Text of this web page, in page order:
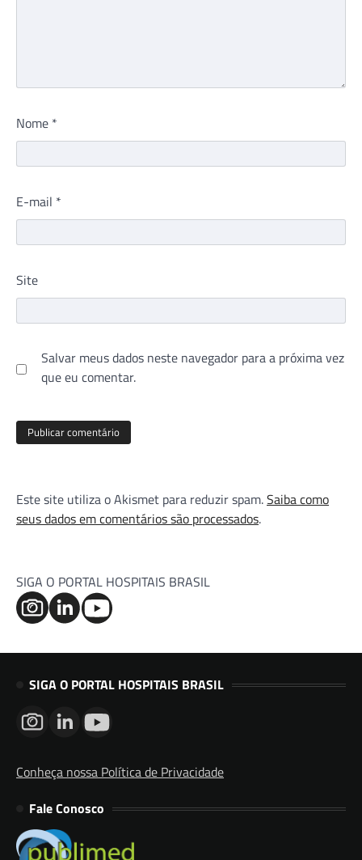
Nome *
E-mail *
Site
Salvar meus dados neste navegador para a próxima vez
que eu comentar.
Este site utiliza o Akismet para reduzir spam.Saiba como
seus dados em comentários são processados.
SIGA O PORTAL HOSPITAIS BRASIL
SIGA O PORTAL HOSPITAIS BRASIL
Conheça nossa Política de Privacidade
Fale Conosco